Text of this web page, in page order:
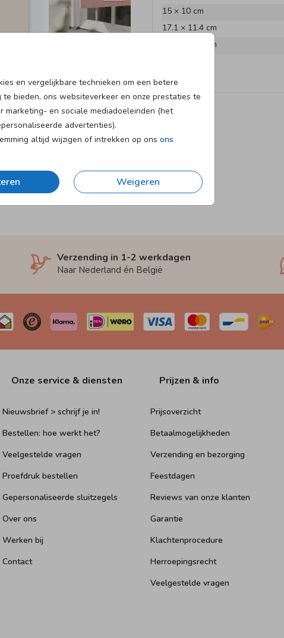
en vergelijkbare technieken om een betere
te bieden, ons websiteverkeer en onze prestaties te
marketing- en sociale mediadoeleinden (het
advertenties).
altijd wijzigen of intrekken op ons ons
Weigeren
KRAAMBORRELKAART
15 × 10 cm
17.1 × 11.4 cm
21.6 × 14.4 cm
Verzending in 1-2 werkdagen
Naar Nederland én België
Onze service & diensten
Nieuwsbrief > schrijf je in!
Bestellen: hoe werkt het?
Veelgestelde vragen
Proefdruk bestellen
Gepersonaliseerde sluitzegels
Over ons
Werken bij
Contact
Prijzen & info
Prijsoverzicht
Betaalmogelijkheden
Verzending en bezorging
Feestdagen
Reviews van onze klanten
Garantie
Klachtenprocedure
Herroepingsrecht
Veelgestelde vragen